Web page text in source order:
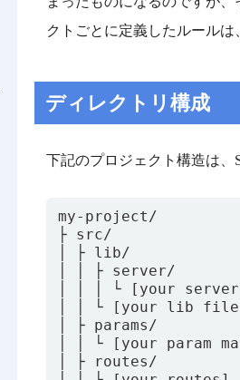
クトごとに定義したルール
ディレクトリ構成
下記のプロジェクト構造は、
my-project/
├ src/
│ ├ lib/
│ │ ├ server/
│ │ │ └ [your
│ │ └ [your lib
│ ├ params/
│ │ └ [your param
│ ├ routes/